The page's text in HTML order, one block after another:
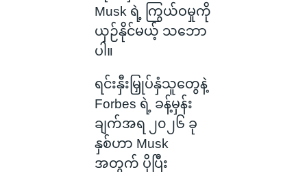
Musk ရဲ့ ကြွယ်ဝမှုကို
ယှဉ်နိုင်မယ့် သဘော
ပါ။
ရင်းနှီးမြှုပ်နှံသူတွေနဲ့
Forbes ရဲ့ ခန့်မှန်း
ချက်အရ ၂၀၂၆ ခု
နှစ်ဟာ Musk
အတွက် ပိုပြီး